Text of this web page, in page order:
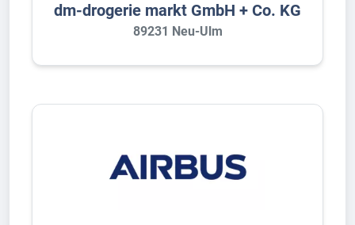
dm-drogerie markt GmbH + Co. KG
89231 Neu-Ulm